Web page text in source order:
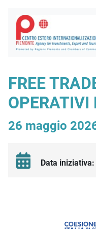
FREE
OPERATIVI
26 maggio
Data iniziativa: